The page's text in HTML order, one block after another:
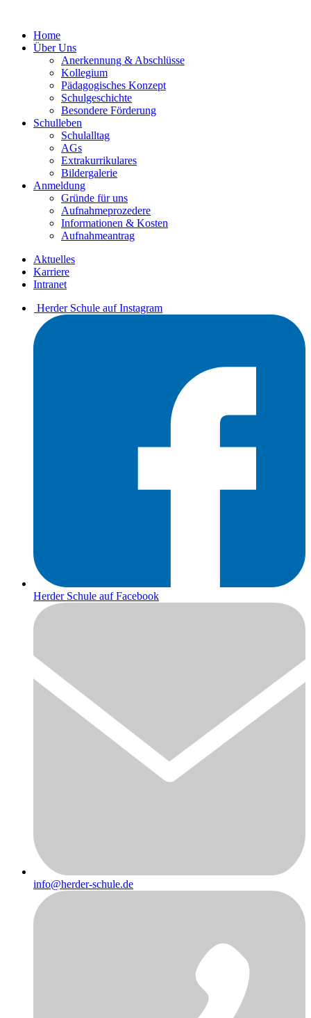
Home
Über Uns
Anerkennung & Abschlüsse
Kollegium
Pädagogisches Konzept
Schulgeschichte
Besondere Förderung
Schulleben
Schulalltag
AGs
Extrakurrikulares
Bildergalerie
Anmeldung
Gründe für uns
Aufnahmeprozedere
Informationen & Kosten
Aufnahmeantrag
Aktuelles
Karriere
Intranet
Herder Schule auf Instagram
Herder Schule auf Facebook
info@herder-schule.de